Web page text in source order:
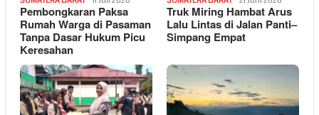
Pembongkaran Paksa
Rumah Warga di Pasaman
Tanpa Dasar Hukum Picu
Keresahan
Truk Miring Hambat Arus
Lalu Lintas di Jalan Panti–
Simpang Empat